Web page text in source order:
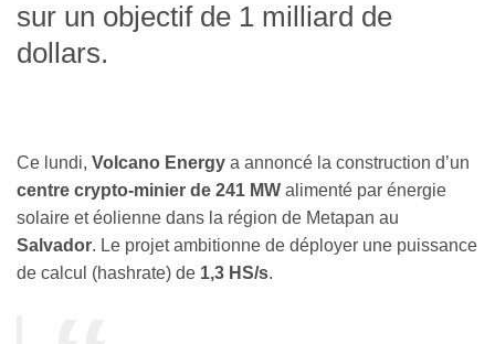
sur un objectif de 1 milliard de
dollars.
Ce lundi, Volcano Energy a annoncé la construction d’un
centre crypto-minier de 241 MW alimenté par énergie
solaire et éolienne dans la région de Metapan au
Salvador. Le projet ambitionne de déployer une puissance
de calcul (hashrate) de 1,3 HS/s.